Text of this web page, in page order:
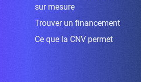
sur mesure
Trouver un financement
Ce que la CNV permet